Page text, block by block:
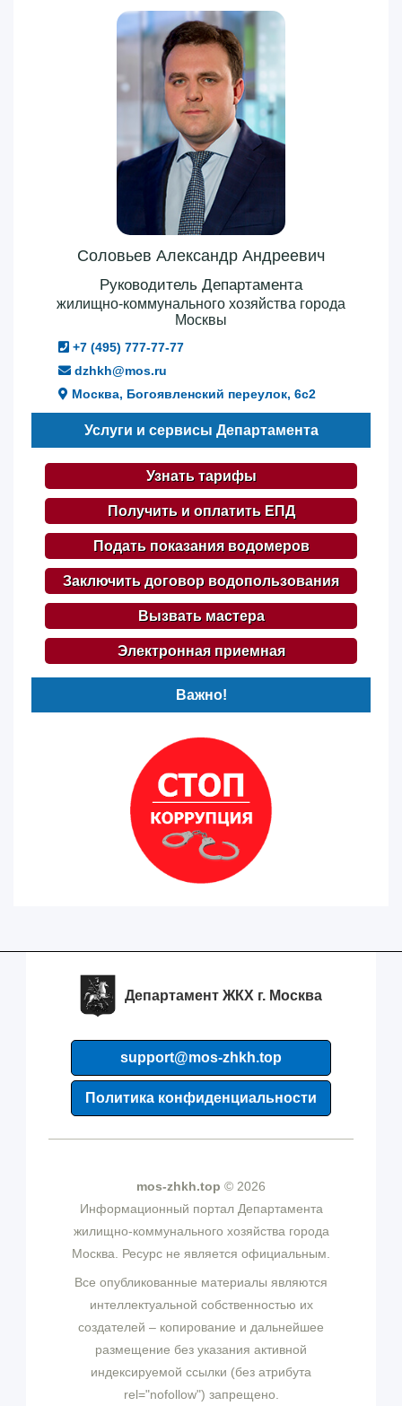
Соловьев Александр Андреевич
Руководитель Департамента
жилищно-коммунального хозяйства города
Москвы
+7 (495) 777-77-77
dzhkh@mos.ru
Москва, Богоявленский переулок, 6с2
Услуги и сервисы Департамента
Узнать тарифы
Получить и оплатить ЕПД
Подать показания водомеров
Заключить договор водопользования
Вызвать мастера
Электронная приемная
Важно!
Департамент ЖКХ г. Москва
support@mos-zhkh.top
Политика конфиденциальности
mos-zhkh.top © 2026
Информационный портал Департамента
жилищно-коммунального хозяйства города
Москва. Ресурс не является официальным.
Все опубликованные материалы являются
интеллектуальной собственностью их
создателей – копирование и дальнейшее
размещение без указания активной
индексируемой ссылки (без атрибута
rel="nofollow") запрещено.